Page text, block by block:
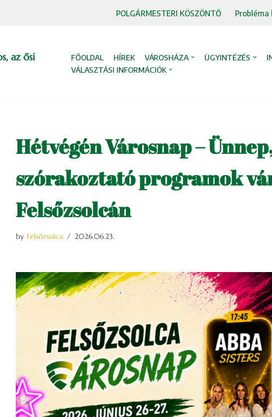
POLGÁRMESTERI KÖSZÖNTŐ Probléma
az ősi
FŐOLDAL HÍREK VÁROSHÁZA ÜGYINTÉZÉS
VÁLASZTÁSI INFORMÁCIÓK
Hétvégén Városnap –
szórakoztató programok
Felsőzsolcán
by Felsőzsolca 2026.06.23.